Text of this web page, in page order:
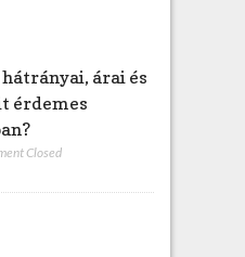
hátrányai, árai és
érdemes
Closed